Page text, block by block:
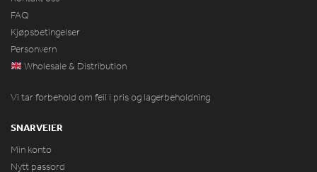
FAQ
Kjøpsbetingelser
Personvern
Wholesale & Distribution
Vi tar forbehold om feil i pris og lagerbeholdning
SNARVEIER
Min konto
Nytt passord